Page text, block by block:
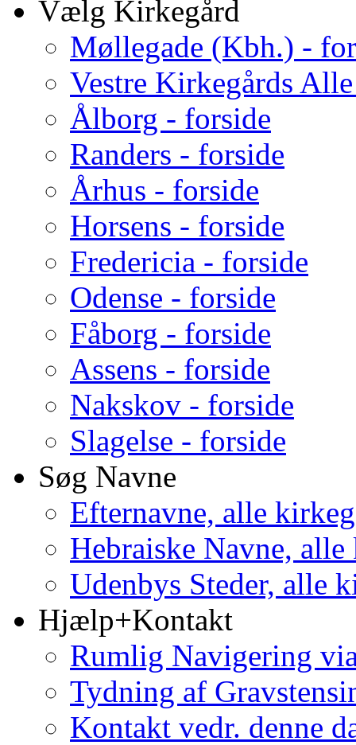
Vælg Kirkegård
Møllegade (Kbh.) -
Vestre Kirkegårds
Ålborg - forside
Randers - forside
Århus - forside
Horsens - forside
Fredericia - forside
Odense - forside
Fåborg - forside
Assens - forside
Nakskov - forside
Slagelse - forside
Søg Navne
Efternavne, alle
Hebraiske Navne,
Udenbys Steder, alle
Hjælp+Kontakt
Rumlig Navigering
Tydning af
Kontakt vedr. denne